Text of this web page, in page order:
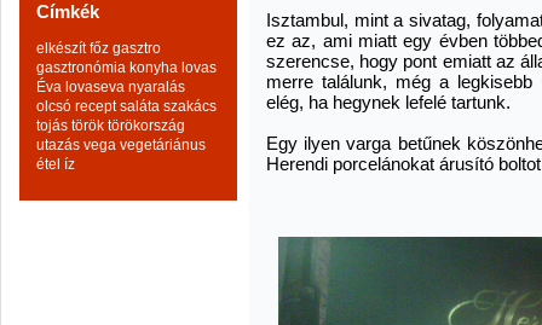
Címkék
elkészít főz gasztro
gasztronómia konyha lovas
Éva lovaseva nyaralás
olcsó recept saláta szakács
tojás török törökország
utazás vega vegetáriánus
étel íz
Isztambul, mint a sivatag,
ez az, ami miatt egy évben
szerencse, hogy pont emiatt az
merre találunk, még a
elég, ha hegynek lefelé tartunk.
Egy ilyen varga betűnek
Herendi porcelánokat árusító